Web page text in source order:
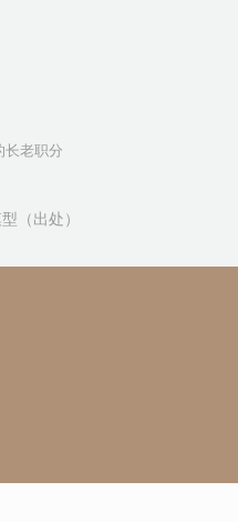
长老职分
（出处）